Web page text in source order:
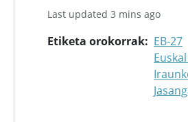
Last updated 3 mins ago
Etiketa orokorrak
EB-27